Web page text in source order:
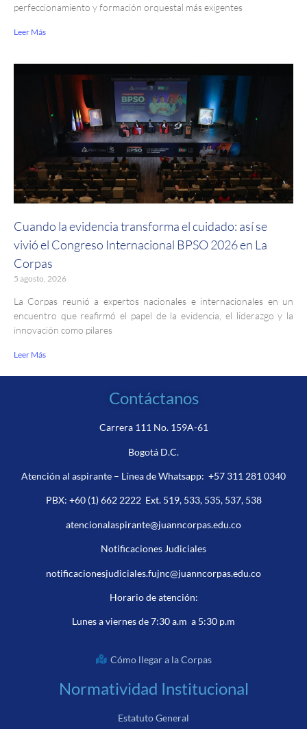
perfeccionamiento y formación orquestal más exigentes
Leer Más
Cuando la evidencia transforma el cuidado: así se
vivió el Congreso Internacional BPSO 2026 en La
Corpas
5 agosto, 2026
La Corpas reunió a expertos nacionales e internacionales en un
encuentro que reafirmó el papel de la evidencia, el liderazgo y la
innovación como pilares
Leer Más
Contáctanos
Carrera 111 No. 159A-61
Bogotá D.C.
Atención al aspirante – Línea de Whatsapp: +57 311 281 0340
PBX: +60 (1) 662 2222Ext. 519, 533, 535, 537, 538
atencionalaspirante@juanncorpas.edu.co
Notificaciones Judiciales
notificacionesjudiciales.fujnc@juanncorpas.edu.co
Horario de atención:
Lunes a viernes de 7:30 a.m a 5:30 p.m
Cómo llegar a la Corpas
Normatividad Institucional
Estatuto General